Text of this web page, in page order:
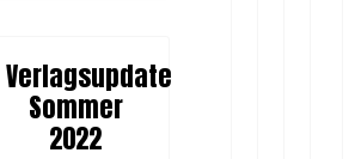
Verlagsupdate
Sommer
2022